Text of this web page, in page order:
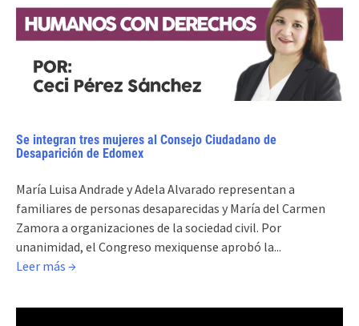
Se integran tres mujeres al Consejo Ciudadano de
Desaparición de Edomex
María Luisa Andrade y Adela Alvarado representan a
familiares de personas desaparecidas y María del Carmen
Zamora a organizaciones de la sociedad civil. Por
unanimidad, el Congreso mexiquense aprobó la...
Leer más →